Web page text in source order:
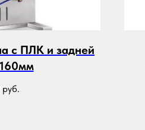
с ПЛК и задней
руб.